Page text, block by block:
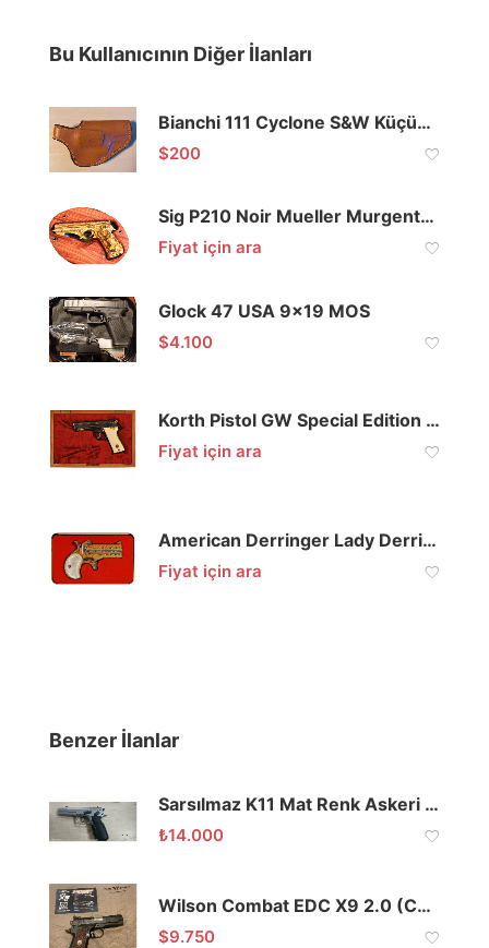
Bu Kullanıcının Diğer İlanları
Bianchi 111 Cyclone S&W Küçük Çerçeve 2” Toplu Deri Kılıf
$200
Sig P210 Noir Mueller Murgenthal 9mm
Fiyat için ara
Glock 47 USA 9×19 MOS
$4.100
Korth Pistol GW Special Edition 9mm 1of1
Fiyat için ara
American Derringer Lady Derringer Gold .45 LC
Fiyat için ara
Benzer İlanlar
Sarsılmaz K11 Mat Renk Askeri Personelden
₺14.000
Wilson Combat EDC X9 2.0 (Compact Model)
$9.750